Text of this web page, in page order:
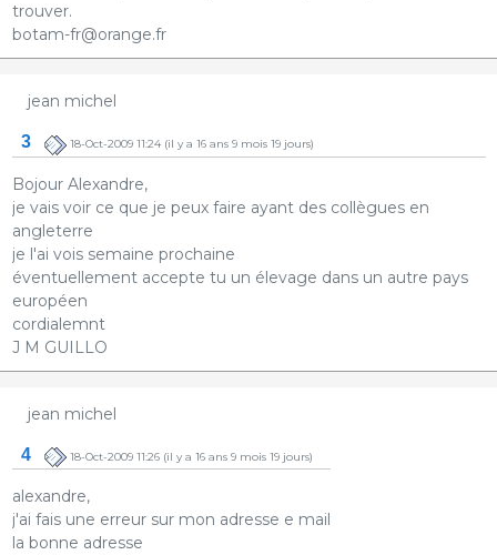
trouver.
botam-fr@orange.fr
jean michel
3 18-Oct-2009 11:24(il y a 16 ans 9 mois 19 jours)
Bojour Alexandre,
je vais voir ce que je peux faire ayant des collègues en
angleterre
je l'ai vois semaine prochaine
éventuellement accepte tu un élevage dans un autre pays
européen
cordialemnt
J M GUILLO
jean michel
4 18-Oct-2009 11:26(il y a 16 ans 9 mois 19 jours)
alexandre,
j'ai fais une erreur sur mon adresse e mail
la bonne adresse